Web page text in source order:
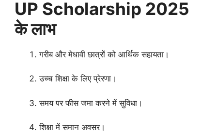
UP Scholarship 2025
के लाभ
गरीब और मेधावी छात्रों को आर्थिक सहायता।
उच्च शिक्षा के लिए प्रेरणा।
समय पर फीस जमा करने में सुविधा।
शिक्षा में समान अवसर।